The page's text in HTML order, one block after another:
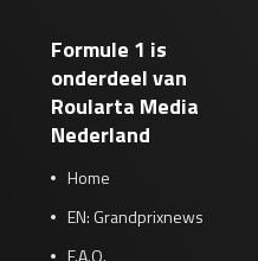
Formule 1 is
onderdeel van
Roularta Media
Nederland
Home
EN: Grandprixnews
F.A.Q.